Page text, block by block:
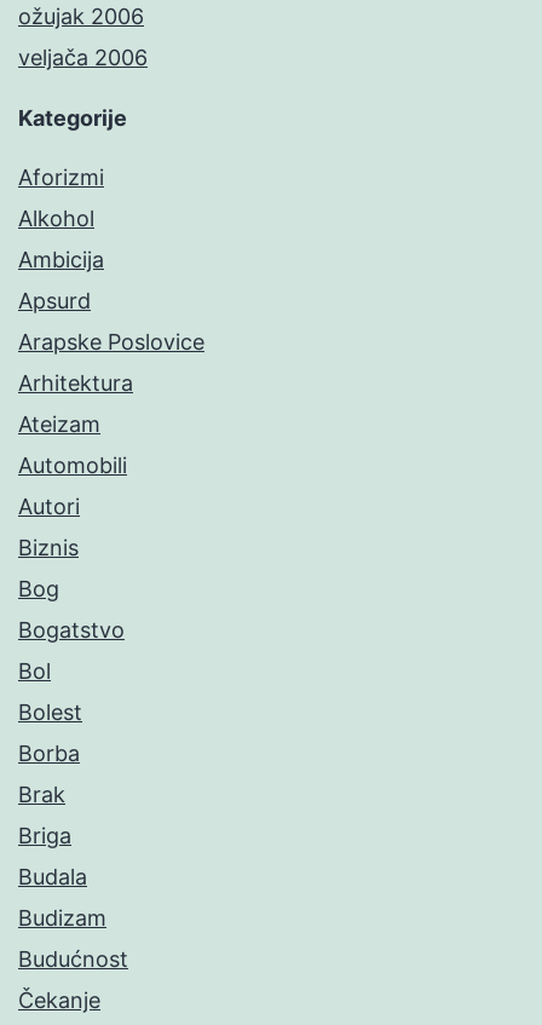
ožujak 2006
veljača 2006
Kategorije
Aforizmi
Alkohol
Ambicija
Apsurd
Arapske Poslovice
Arhitektura
Ateizam
Automobili
Autori
Biznis
Bog
Bogatstvo
Bol
Bolest
Borba
Brak
Briga
Budala
Budizam
Budućnost
Čekanje